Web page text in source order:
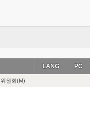
PC
LANG
원회(M)